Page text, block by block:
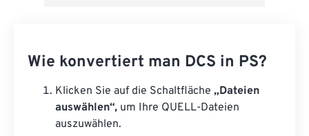
Wie konvertiert man DCS in PS?
Klicken Sie auf die Schaltfläche „Dateien
auswählen“, um Ihre QUELL-Dateien
auszuwählen.